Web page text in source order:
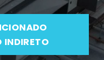
INDIRETO